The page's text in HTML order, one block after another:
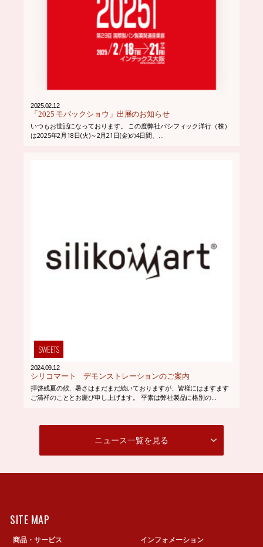
2025.02.12
「2025 モバックショウ」出展のお知らせ
いつもお世話になっております。 この度弊社パシフィック洋行（株）
は2025年2月18日(火)～2月21日(金)の4日間、...
2024.09.12
SWEETS
シリコマート デモンストレーションのご案内
拝啓残夏の候、暑さはまだまだ続いておりますが、皆様にはますます
ご清祥のこととお慶び申し上げます。 平素は弊社製品に格別の...
ニュース一覧を見る
SITE MAP
商品・サービス インフォメーション